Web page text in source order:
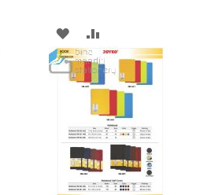
ADD
TO
WISH
LIST
TO
COMPARE